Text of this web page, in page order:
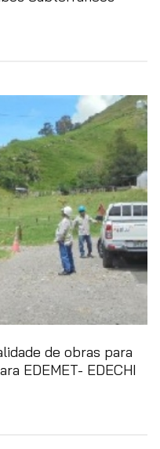
de obras para
EDEMET- EDECHI